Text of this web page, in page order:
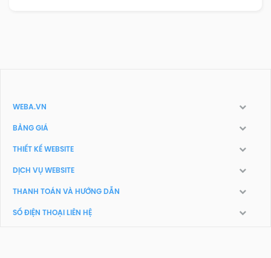
WEBA.VN
BẢNG GIÁ
THIẾT KẾ WEBSITE
DỊCH VỤ WEBSITE
THANH TOÁN VÀ HƯỚNG DẪN
SỐ ĐIỆN THOẠI LIÊN HỆ